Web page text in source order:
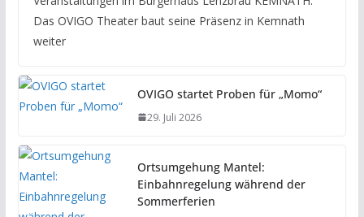
Das OVIGO Theater baut seine Präsenz in Kemnath
weiter
OVIGO startet Proben für „Momo“
29. Juli 2026
Ortsumgehung Mantel:
Einbahnregelung während der
Sommerferien